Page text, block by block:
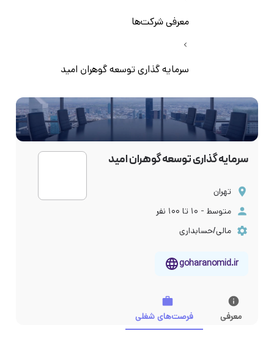
معرفی شرکت‌ها
سرمایه گذاری توسعه گوهران امید
سرمایه گذاری توسعه گوهران امید
تهران
متوسط - ۱۰ تا ۱۰۰ نفر
مالی/حسابداری
goharanomid.ir
معرفی فرصت‌های شغلی